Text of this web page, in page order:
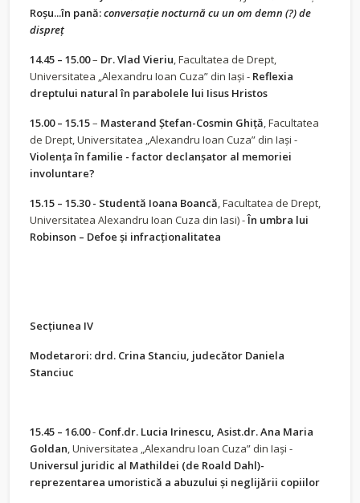
Roșu...în pană:conversație nocturnă cu un om demn (?) de
dispreț
14.45 – 15.00– Dr. Vlad Vieriu, Facultatea de Drept,
Universitatea „Alexandru Ioan Cuza” din Iași - Reflexia
dreptului natural în parabolele lui Iisus Hristos
15.00 – 15.15– Masterand Ștefan-Cosmin Ghiță, Facultatea
de Drept, Universitatea „Alexandru Ioan Cuza” din Iași -
Violența în familie - factor declanșator al memoriei
involuntare?
15.15 – 15.30- Studentă Ioana Boancă, Facultatea de Drept,
Universitatea Alexandru Ioan Cuza din Iasi) -În umbra lui
Robinson – Defoe și infracționalitatea
Secțiunea IV
Modetarori: drd. Crina Stanciu, judecător Daniela
Stanciuc
15.45 – 16.00- Conf.dr. Lucia Irinescu, Asist.dr. Ana Maria
Goldan, Universitatea „Alexandru Ioan Cuza” din Iași -
Universul juridic al Mathildei (de Roald Dahl)-
reprezentarea umoristică a abuzului și neglijării copiilor